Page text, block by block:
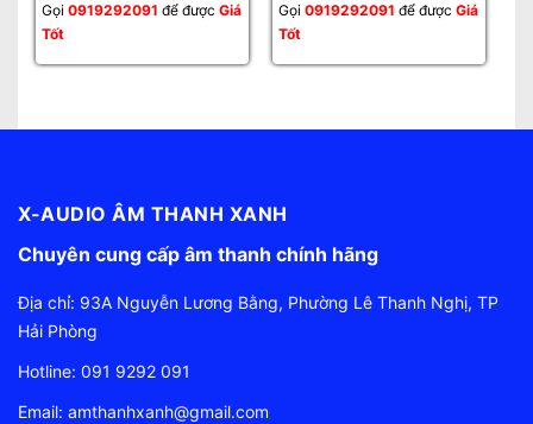
Gọi 0919292091 để được Giá
Tốt
Gọi 0919292091 để được Giá
Tốt
X-AUDIO ÂM THANH XANH
Chuyên cung cấp âm thanh chính hãng
Địa chỉ: 93A Nguyễn Lương Bằng, Phường Lê Thanh Nghị, TP
Hải Phòng
Hotline: 091 9292 091
Email: amthanhxanh@gmail.com